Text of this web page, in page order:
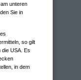
unteren
Sie in
so gilt
die USA. Es
in dem